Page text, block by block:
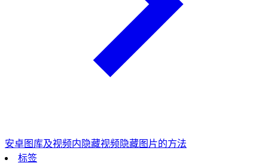
安卓图库及视频内隐藏视频隐藏图片的方法
标签